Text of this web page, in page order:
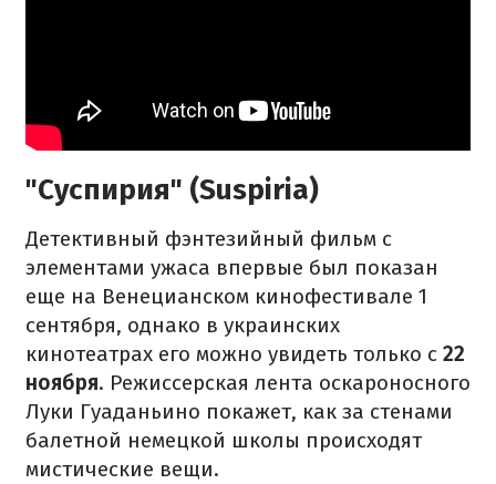
"Суспирия" (Suspiria)
Детективный фэнтезийный фильм с
элементами ужаса впервые был показан
еще на Венецианском кинофестивале 1
сентября, однако в украинских
кинотеатрах его можно увидеть только с 22
ноября. Режиссерская лента оскароносного
Луки Гуаданьино покажет, как за стенами
балетной немецкой школы происходят
мистические вещи.